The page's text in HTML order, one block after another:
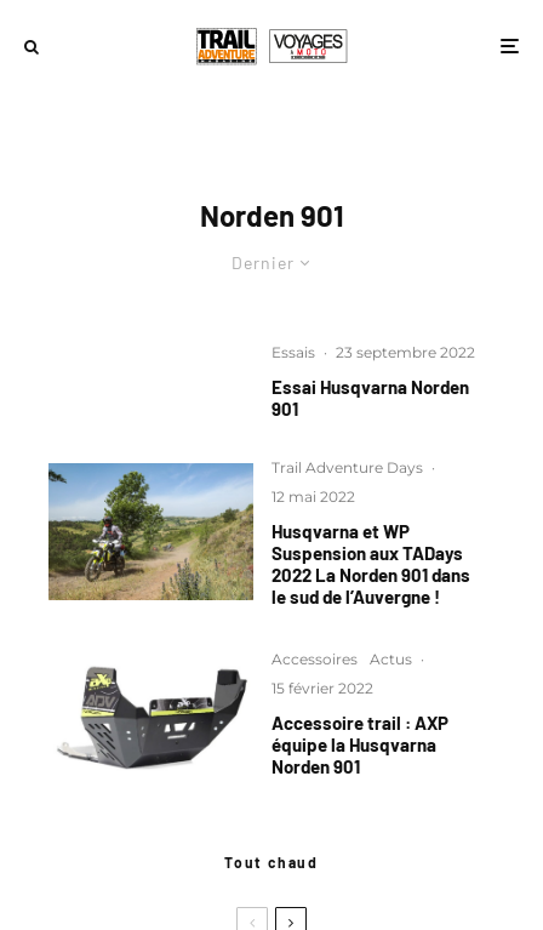
Norden 901
Dernier
Essais · 23 septembre 2022
Essai Husqvarna Norden
901
Trail Adventure Days ·
12 mai 2022
Husqvarna et WP
Suspension aux TADays
2022 La Norden 901 dans
le sud de l’Auvergne !
Accessoires Actus ·
15 février 2022
Accessoire trail : AXP
équipe la Husqvarna
Norden 901
Tout chaud